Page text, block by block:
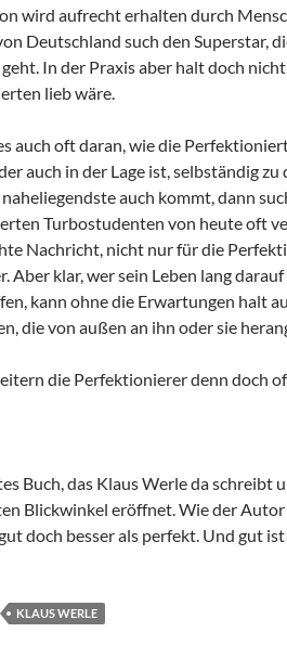
wird aufrecht erhalten durch
Deutschland such den Superstar,
In der Praxis aber halt doch
lieb wäre.
auch oft daran, wie die
auch in der Lage ist, selbständig
auch kommt, dann
Turbostudenten von heute oft
Nachricht, nicht nur für die
Aber klar, wer sein Leben lang
kann ohne die Erwartungen halt
die von außen an ihn oder sie
die Perfektionierer denn doch
Buch, das Klaus Werle da schreibt
Blickwinkel eröffnet. Wie der
doch besser als perfekt. Und gut
KLAUS WERLE